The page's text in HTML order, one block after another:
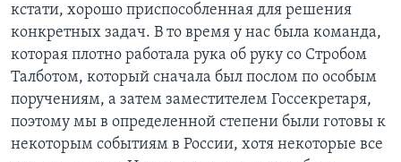
кстати, хорошо приспособленная для решения
конкретных задач. В то время у нас была команда,
которая плотно работала рука об руку со Стробом
Талботом, который сначала был послом по особым
поручениям, а затем заместителем Госсекретаря,
поэтому мы в определенной степени были готовы к
некоторым событиям в России, хотя некоторые все